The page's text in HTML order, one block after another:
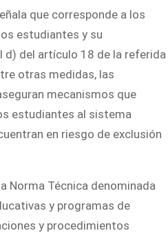
que corresponde a los
estudiantes y su
d) del artículo 18 de la referida
otras medidas, las
mecanismos que
estudiantes al sistema
en riesgo de exclusión
Norma Técnica denominada
y programas de
y procedimientos